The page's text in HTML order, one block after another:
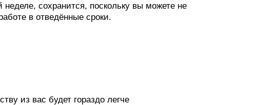
сохранится, поскольку вы можете не
в отведённые сроки.
из вас будет гораздо легче